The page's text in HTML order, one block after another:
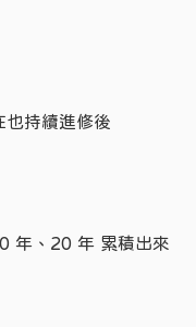
持續進修後
年、20 年 累積出來